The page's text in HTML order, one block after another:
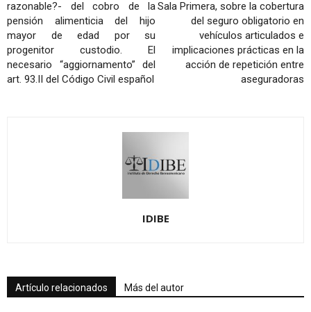
razonable?- del cobro de la
pensión alimenticia del hijo
mayor de edad por su
progenitor custodio. El
necesario “aggiornamento” del
art. 93.II del Código Civil español
Sala Primera, sobre la cobertura
del seguro obligatorio en
vehículos articulados e
implicaciones prácticas en la
acción de repetición entre
aseguradoras
IDIBE
Artículo relacionados Más del autor